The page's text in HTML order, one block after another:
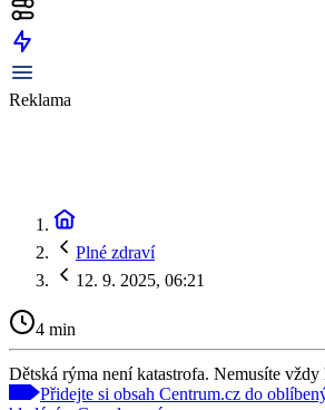
Reklama
Plné zdraví
12. 9. 2025, 06:21
4 min
Dětská rýma není katastrofa. Nemusíte vždy
Přidejte si obsah Centrum.cz do